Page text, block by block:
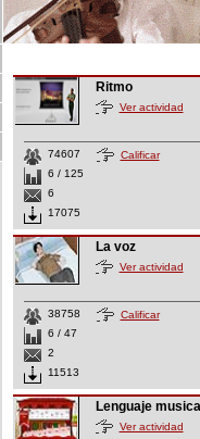
Ritmo
Ver actividad
74607
6 / 125
6
17075
Calificar
La voz
Ver actividad
38758
6 / 47
2
11513
Calificar
Lenguaje musical
Ver actividad